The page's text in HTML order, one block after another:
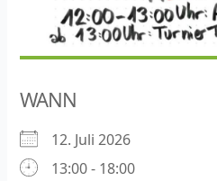
WANN
12. Juli 2026
13:00 - 18:00